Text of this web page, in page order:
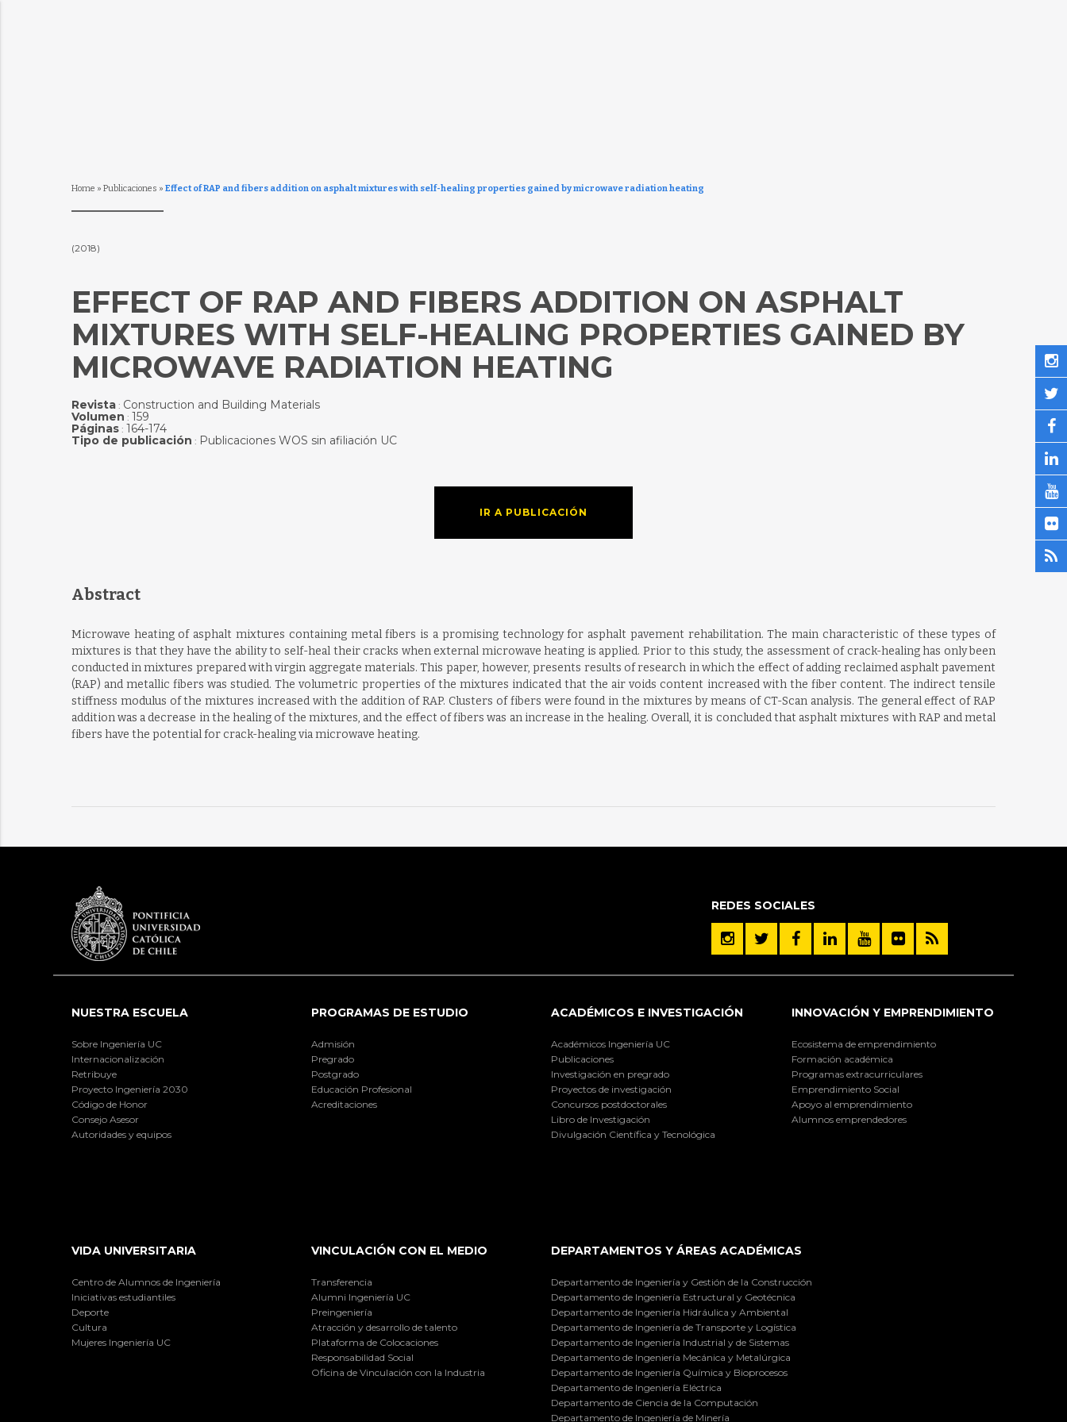
Home » Publicaciones » Effect of RAP and fibers addition on asphalt mixtures with self-healing properties gained by microwave radiation heating
(2018)
EFFECT OF RAP AND FIBERS ADDITION ON ASPHALT
MIXTURES WITH SELF-HEALING PROPERTIES GAINED BY
MICROWAVE RADIATION HEATING
Revista: Construction and Building Materials
Volumen : 159
Páginas: 164-174
Tipo de publicación : Publicaciones WOS sin afiliación UC
IR A PUBLICACIÓN
Abstract
Microwave heating of asphalt mixtures containing metal fibers is a promising technology for asphalt pavement rehabilitation. The main characteristic of these types of
mixtures is that they have the ability to self-heal their cracks when external microwave heating is applied. Prior to this study, the assessment of crack-healing has only been
conducted in mixtures prepared with virgin aggregate materials. This paper, however, presents results of research in which the effect of adding reclaimed asphalt pavement
(RAP) and metallic fibers was studied. The volumetric properties of the mixtures indicated that the air voids content increased with the fiber content. The indirect tensile
stiffness modulus of the mixtures increased with the addition of RAP. Clusters of fibers were found in the mixtures by means of CT-Scan analysis. The general effect of RAP
addition was a decrease in the healing of the mixtures, and the effect of fibers was an increase in the healing. Overall, it is concluded that asphalt mixtures with RAP and metal
fibers have the potential for crack-healing via microwave heating.
REDES SOCIALES
NUESTRA ESCUELA
Sobre Ingeniería UC
Internacionalización
Retribuye
Proyecto Ingeniería 2030
Código de Honor
Consejo Asesor
Autoridades y equipos
PROGRAMAS DE ESTUDIO
Admisión
Pregrado
Postgrado
Educación Profesional
Acreditaciones
ACADÉMICOS E INVESTIGACIÓN
Académicos Ingeniería UC
Publicaciones
Investigación en pregrado
Proyectos de investigación
Concursos postdoctorales
Libro de Investigación
Divulgación Científica y Tecnológica
INNOVACIÓN Y EMPRENDIMIENTO
Ecosistema de emprendimiento
Formación académica
Programas extracurriculares
Emprendimiento Social
Apoyo al emprendimiento
Alumnos emprendedores
VIDA UNIVERSITARIA
Centro de Alumnos de Ingeniería
Iniciativas estudiantiles
Deporte
Cultura
Mujeres Ingeniería UC
VINCULACIÓN CON EL MEDIO
Transferencia
Alumni Ingeniería UC
Preingeniería
Atracción y desarrollo de talento
Plataforma de Colocaciones
Responsabilidad Social
Oficina de Vinculación con la Industria
DEPARTAMENTOS Y ÁREAS ACADÉMICAS
Departamento de Ingeniería y Gestión de la Construcción
Departamento de Ingeniería Estructural y Geotécnica
Departamento de Ingeniería Hidráulica y Ambiental
Departamento de Ingeniería de Transporte y Logística
Departamento de Ingeniería Industrial y de Sistemas
Departamento de Ingeniería Mecánica y Metalúrgica
Departamento de Ingeniería Química y Bioprocesos
Departamento de Ingeniería Eléctrica
Departamento de Ciencia de la Computación
Departamento de Ingeniería de Minería